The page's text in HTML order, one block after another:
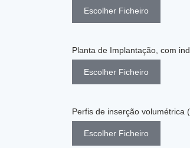
Escolher Ficheiro
Planta de Implantação, com
Escolher Ficheiro
Perfis de inserção volumétrica
Escolher Ficheiro